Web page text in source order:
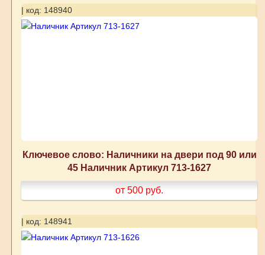
| код: 148940
Ключевое слово: Наличники на двери под 90 или
45 Наличник Артикул 713-1627
от 500 руб.
| код: 148941